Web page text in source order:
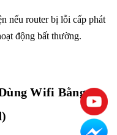
nếu router bị lỗi cấp phát
động bất thường.
Wifi Bằng